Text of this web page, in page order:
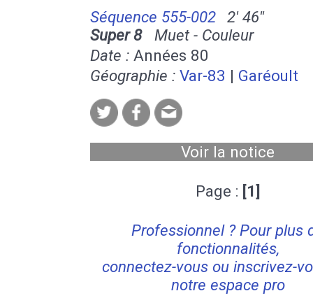
Séquence 555-002
2' 46''
Super 8Muet - Couleur
Date : Années 80
Géographie : Var-83 | Garéoult
Voir la notice
Page : [1]
Professionnel ? Pour plus
fonctionnalités,
connectez-vous ou inscrivez-
notre espace pro